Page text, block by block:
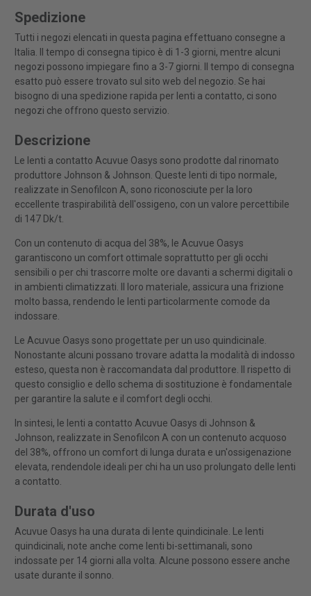
Spedizione
Tutti i negozi elencati in questa pagina effettuano consegne a
Italia. Il tempo di consegna tipico è di 1-3 giorni, mentre alcuni
negozi possono impiegare fino a 3-7 giorni. Il tempo di consegna
esatto può essere trovato sul sito web del negozio. Se hai
bisogno di una spedizione rapida per lenti a contatto, ci sono
negozi che offrono questo servizio.
Descrizione
Le lenti a contatto Acuvue Oasys sono prodotte dal rinomato
produttore Johnson & Johnson. Queste lenti di tipo normale,
realizzate in Senofilcon A, sono riconosciute per la loro
eccellente traspirabilità dell'ossigeno, con un valore percettibile
di 147 Dk/t.
Con un contenuto di acqua del 38%, le Acuvue Oasys
garantiscono un comfort ottimale soprattutto per gli occhi
sensibili o per chi trascorre molte ore davanti a schermi digitali o
in ambienti climatizzati. Il loro materiale, assicura una frizione
molto bassa, rendendo le lenti particolarmente comode da
indossare.
Le Acuvue Oasys sono progettate per un uso quindicinale.
Nonostante alcuni possano trovare adatta la modalità di indosso
esteso, questa non è raccomandata dal produttore. Il rispetto di
questo consiglio e dello schema di sostituzione è fondamentale
per garantire la salute e il comfort degli occhi.
In sintesi, le lenti a contatto Acuvue Oasys di Johnson &
Johnson, realizzate in Senofilcon A con un contenuto acquoso
del 38%, offrono un comfort di lunga durata e un'ossigenazione
elevata, rendendole ideali per chi ha un uso prolungato delle lenti
a contatto.
Durata d'uso
Acuvue Oasys ha una durata di lente quindicinale. Le lenti
quindicinali, note anche come lenti bi-settimanali, sono
indossate per 14 giorni alla volta. Alcune possono essere anche
usate durante il sonno.